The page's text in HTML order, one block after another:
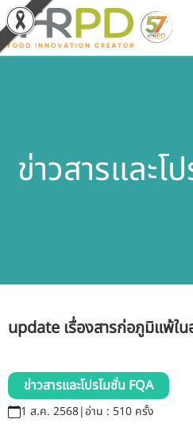
ผลิตภัณฑ์และจำหน่าย
เกี่ยวกับสถาบัน
บุคลากรสถาบัน
ระบบสารสนเทศ (ใน)
ข่าวสารและโ
update เรื่องสารก่อภูมิแพ้ใ
ข่าวสารและโปรโมชั่น FQA
1 ส.ค. 2568|อ่าน : 510 ครั้ง